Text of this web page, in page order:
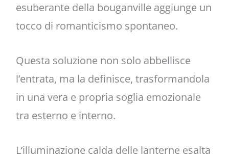
esuberante della bouganville aggiunge un
tocco di romanticismo spontaneo.
Questa soluzione non solo abbellisce
l’entrata, ma la definisce, trasformandola
in una vera e propria soglia emozionale
tra esterno e interno.
L’illuminazione calda delle lanterne esalta